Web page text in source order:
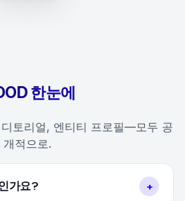
한눈에
토리얼, 엔티티 프로필—모두 공
개적으로.
가요? +